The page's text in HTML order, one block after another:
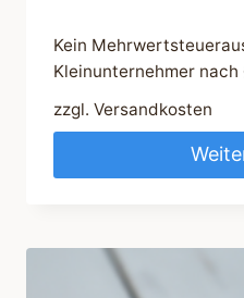
Kein
Kleinunternehmer nach
zzgl. Versandkosten